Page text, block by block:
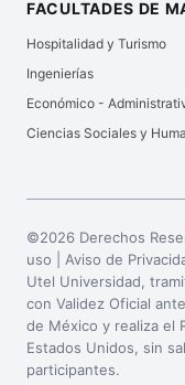
FACULTADES DE
Hospitalidad y Turismo
Ingenierías
Económico -
Ciencias Sociales y
©2026 Derechos
uso | Aviso de
Utel Universidad,
con Validez Oficial
de México y realiza el
Estados Unidos, sin
participantes.